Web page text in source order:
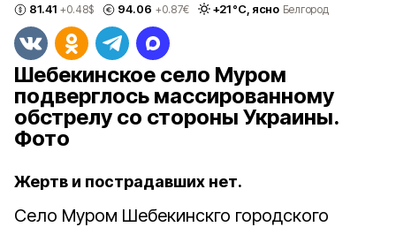
81.41 +0.48$ 94.06 +0.87€ +21°С, ясно Белгород
Шебекинское село Муром
подверглось массированному
обстрелу со стороны Украины.
Фото
Жертв и пострадавших нет.
Село Муром Шебекинскго городского